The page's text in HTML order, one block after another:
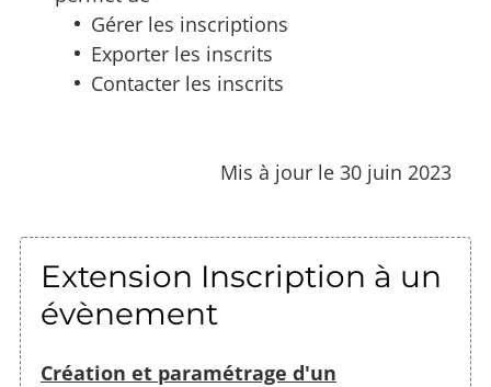
Gérer les inscriptions
Exporter les inscrits
Contacter les inscrits
Mis à jour le 30 juin 2023
Extension Inscription à un
évènement
Création et paramétrage d'un